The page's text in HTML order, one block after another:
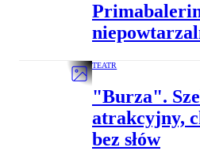
TEATR
"Burza".
atrakcyjny,
bez słów